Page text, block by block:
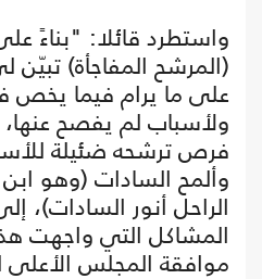
واستطرد قائلا: "بناءً
(المرشح المفاجأة)
على ما يرام فيما يخص
ولأسباب لم يفصح عنها،
فرص ترشحه ضئيلة
وألمح السادات (وهو
الراحل أنور السادات)،
المشاكل التي واجهت
موافقة المجلس الأعلى